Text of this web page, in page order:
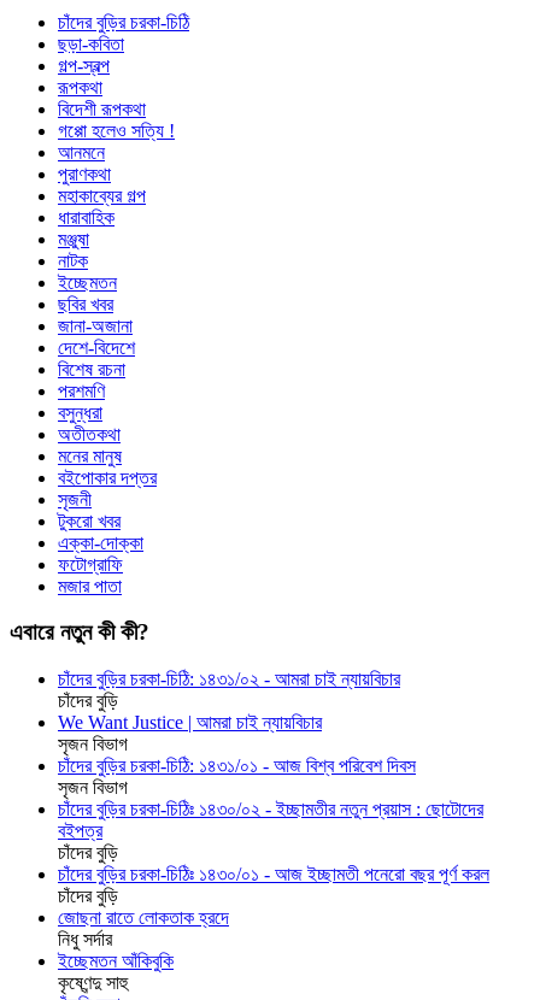
চাঁদের বুড়ির চরকা-চিঠি
ছড়া-কবিতা
গল্প-স্বল্প
রূপকথা
বিদেশী রূপকথা
গপ্পো হলেও সত্যি !
আনমনে
পুরাণকথা
মহাকাব্যের গল্প
ধারাবাহিক
মঞ্জুষা
নাটক
ইচ্ছেমতন
ছবির খবর
জানা-অজানা
দেশে-বিদেশে
বিশেষ রচনা
পরশমণি
বসুন্ধরা
অতীতকথা
মনের মানুষ
বইপোকার দপ্তর
সৃজনী
টুকরো খবর
এক্কা-দোক্কা
ফটোগ্রাফি
মজার পাতা
এবারে নতুন কী কী?
চাঁদের বুড়ির চরকা-চিঠি: ১৪৩১/০২ - আমরা চাই ন্যায়বিচার
চাঁদের বুড়ি
We Want Justice | আমরা চাই ন্যায়বিচার
সৃজন বিভাগ
চাঁদের বুড়ির চরকা-চিঠি: ১৪৩১/০১ - আজ বিশ্ব পরিবেশ দিবস
সৃজন বিভাগ
চাঁদের বুড়ির চরকা-চিঠিঃ ১৪৩০/০২ - ইচ্ছামতীর নতুন প্রয়াস : ছোটোদের
বইপত্র
চাঁদের বুড়ি
চাঁদের বুড়ির চরকা-চিঠিঃ ১৪৩০/০১ - আজ ইচ্ছামতী পনেরো বছর পূর্ণ করল
চাঁদের বুড়ি
জোছনা রাতে লোকতাক হ্রদে
নিধু সর্দার
ইচ্ছেমতন আঁকিবুকি
কৃষ্ণেন্দু সাহু